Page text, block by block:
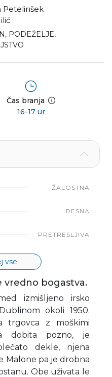
Petelinšek
, PODEŽELJE,
Čas branja
16-17 ur
ŽALOSTNA
RESNA
PRETRESLJIVA
vse
vredno bogastva.
izmišljeno irsko
okoli 1950.
trgovca z moškimi
dobita pozno, je
dekl​e, njena
Malone pa je drobna
Obe uživata le